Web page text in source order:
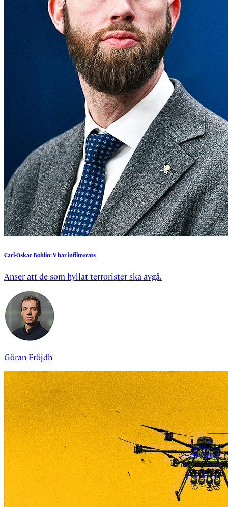
Carl-OskarBohlin:Vharinfiltrerats
Anser att de som hyllat terrorister ska avgå.
Göran Fröjdh